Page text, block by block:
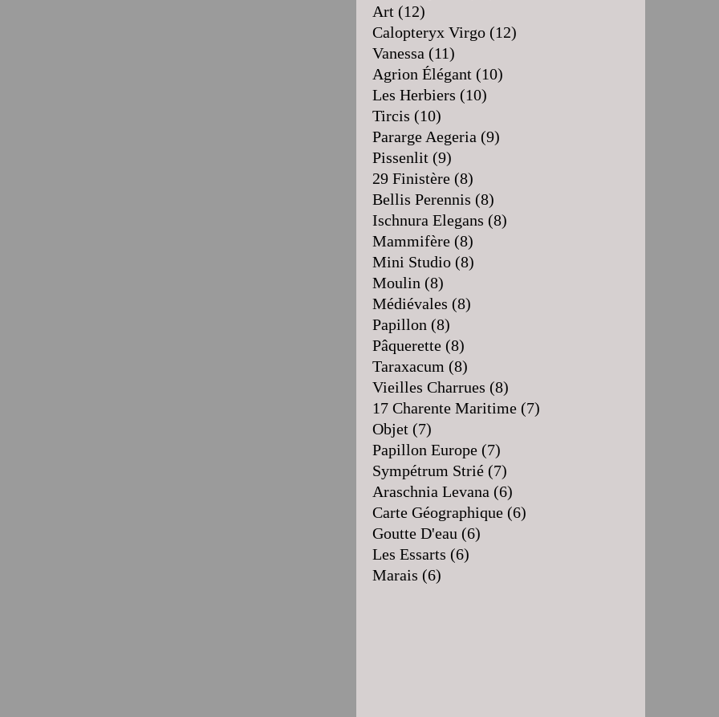
Art (12)
Calopteryx Virgo (12)
Vanessa (11)
Agrion Élégant (10)
Les Herbiers (10)
Tircis (10)
Pararge Aegeria (9)
Pissenlit (9)
29 Finistère (8)
Bellis Perennis (8)
Ischnura Elegans (8)
Mammifère (8)
Mini Studio (8)
Moulin (8)
Médiévales (8)
Papillon (8)
Pâquerette (8)
Taraxacum (8)
Vieilles Charrues (8)
17 Charente Maritime (7)
Objet (7)
Papillon Europe (7)
Sympétrum Strié (7)
Araschnia Levana (6)
Carte Géographique (6)
Goutte D'eau (6)
Les Essarts (6)
Marais (6)